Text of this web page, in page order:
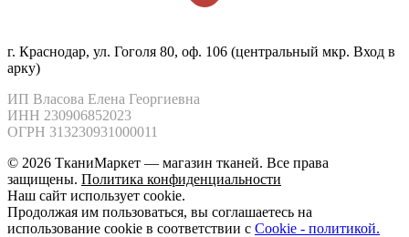
г. Краснодар, ул. Гоголя 80, оф. 106 (центральный мкр. Вход в
арку)
ИП Власова Елена Георгиевна
ИНН 230906852023
ОГРН 313230931000011
© 2026 ТканиМаркет — магазин тканей. Все права
защищены. Политика конфиденциальности
Наш сайт использует cookie.
Продолжая им пользоваться, вы соглашаетесь на
использование cookie в соответствии с Cookie - политикой.